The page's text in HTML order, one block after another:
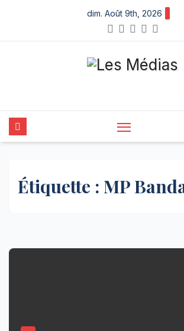
content
dim. Août 9th, 2026
Étiquette : MP